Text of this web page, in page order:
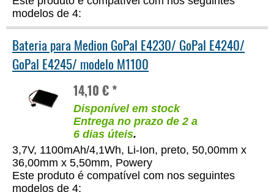
modelos de 4:
Bateria para Medion GoPal E4230/ GoPal E4240/
GoPal E4245/ modelo M1100
14,10 € *
Disponível em stock
Entrega no prazo de 2 a
6 dias úteis.
3,7V, 1100mAh/4,1Wh, Li-Ion, preto, 50,00mm x
36,00mm x 5,50mm, Powery
Este produto é compatível com nos seguintes
modelos de 4: